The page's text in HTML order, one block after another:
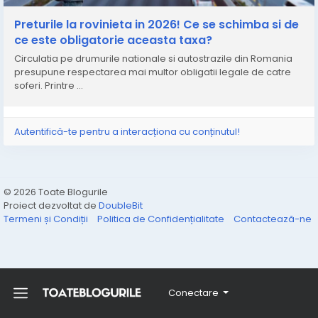
Conectare
Preturile la rovinieta in 2026! Ce se schimba si de
ce este obligatorie aceasta taxa?
Circulatia pe drumurile nationale si autostrazile din Romania
presupune respectarea mai multor obligatii legale de catre
soferi. Printre ...
Autentifică-te pentru a interacționa cu conținutul!
© 2026 Toate Blogurile
Proiect dezvoltat de DoubleBit
Termeni și Condiții
Politica de Confidențialitate Contactează-ne